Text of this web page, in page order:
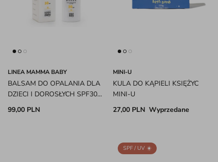
LINEA MAMMA BABY
BALSAM DO OPALANIA DLA
DZIECI I DOROSŁYCH SPF30
ECO REEF LINEA MAMMA
BABY
99,00 PLN
MINI-U
KULA DO KĄPIELI KSIĘŻYC
MINI-U
27,00 PLN Wyprzedane
SPF / UV ☀️